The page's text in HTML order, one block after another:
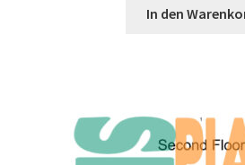
In den